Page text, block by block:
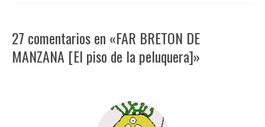
27 comentarios en «FAR BRETON DE
MANZANA [El piso de la peluquera]»